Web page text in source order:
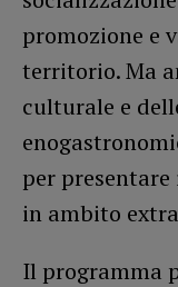
promozione e
territorio. Ma
culturale e
per presentare
in ambito
Il programma